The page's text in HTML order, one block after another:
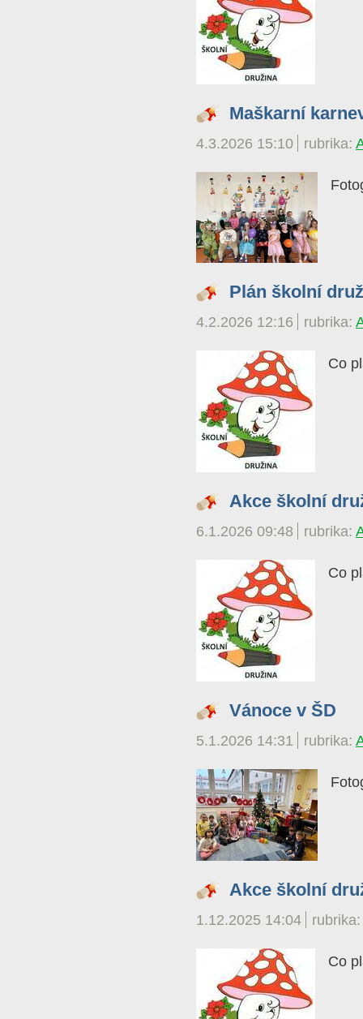
Maškarní
4.3.2026 15:10 rubrika:
Plán školní
4.2.2026 12:16 rubrika:
Co
Akce školní
6.1.2026 09:48 rubrika:
Co
Vánoce v ŠD
5.1.2026 14:31 rubrika:
Akce školní
1.12.2025 14:04 rubrika:
Co